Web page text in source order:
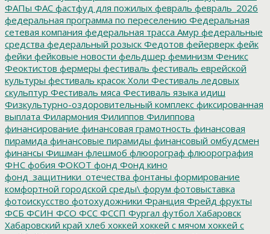
ФАПы ФАС фастфуд для пожилых февраль февраль_2026
федеральная программа по переселению Федеральная
сетевая компания федеральная трасса Амур федеральные
средства федеральный розыск Федотов фейерверк фейк
фейки фейковые новости фельдшер феминизм Феникс
Феоктистов фермеры фестиваль фестиваль еврейской
культуры фестиваль красок Холи Фестиваль ледовых
скульптур Фестиваль мяса Фестиваль языка идиш
Физкультурно-оздоровительный комплекс фиксированная
выплата Филармония Филиппов Филиппова
финансирование финансовая грамотность финансовая
пирамида финансовые пирамиды финансовый омбудсмен
финансы Фишман флешмоб флюорограф флюорография
ФНС фобия ФОКОТ фонд Фонд кино
фонд_защитники_отечества фонтаны формирование
комфортной городской среды\ форум фотовыставка
фотоискусство фотохудожники Франция Фрейд фрукты
ФСБ ФСИН ФСО ФСС ФССП Фургал футбол Хабаровск
Хабаровский край хлеб хоккей хоккей с мячом хоккей с